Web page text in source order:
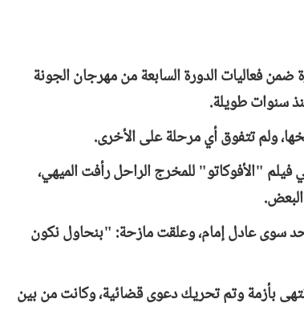
فعاليات الدورة السابعة من مهرجان الجونة
سنوات طويلة.
ولم تتفوق أي مرحلة على الأخرى.
"الأفوكاتو" للمخرج الراحل رأفت الميهي،
أحد سوى عادل إمام، وعلقت مازحة: "بنحاول نكون
بأزمة وتم تحريك دعوى قضائية، وكانت من بين